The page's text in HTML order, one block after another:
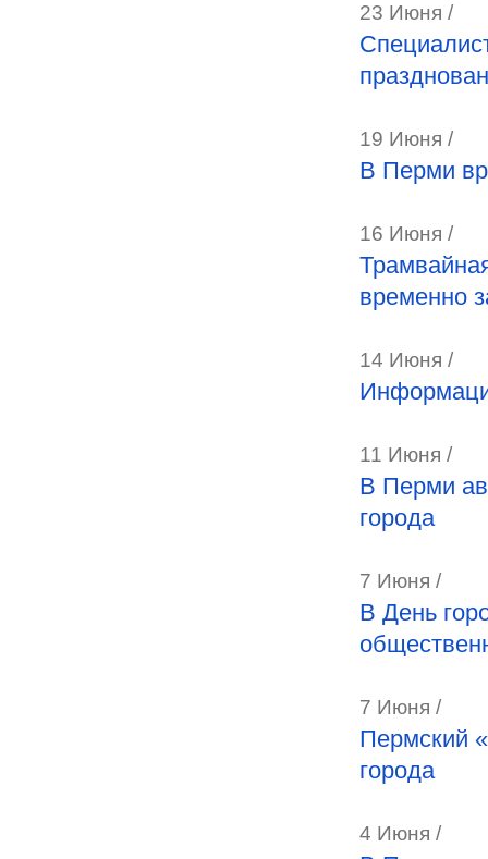
23 Июня /
19 Июня /
В Перми
16 Июня /
временно
14 Июня /
11 Июня /
В Перми
города
7 Июня /
В День
7 Июня /
Пермский
города
4 Июня /